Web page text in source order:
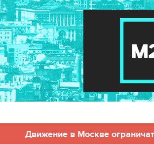
Движение в Москве